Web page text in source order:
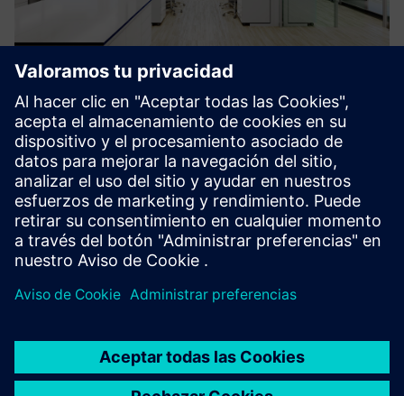
HL-X-LAB™
HL-X-LAB™ es la esencia de un sistema de construcción
modular que incluye todos los servicios requeridos como
suministro de aire, control de clima, iluminación,
atenuación de ruido y suministro de medios de última
generación en un...
Más información